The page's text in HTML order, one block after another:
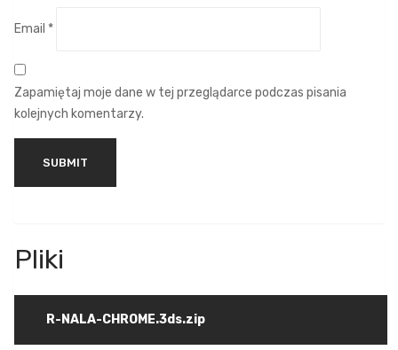
Email *
Zapamiętaj moje dane w tej przeglądarce podczas pisania
kolejnych komentarzy.
R-NALA-CHROME.3ds.zip